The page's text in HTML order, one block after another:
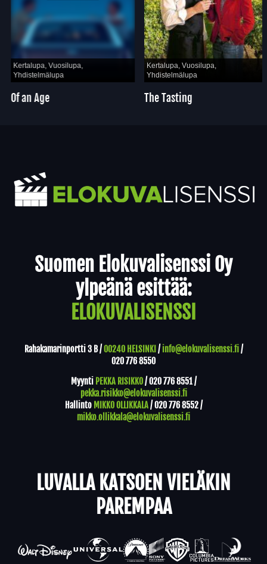
Kertalupa, Vuosilupa,
Yhdistelmälupa
Of an Age
Kertalupa, Vuosilupa,
Yhdistelmälupa
The Tasting
Suomen Elokuvalisenssi Oy
ylpeänä esittää:
ELOKUVALISENSSI
Rahakamarinportti 3 B /00240 HELSINKI / info@elokuvalisenssi.fi/
020 776 8550
Myynti PEKKA RISIKKO/020 776 8551/
pekka.risikko@elokuvalisenssi.fi
Hallinto MIKKO OLLIKKALA/020 776 8552/
mikko.ollikkala@elokuvalisenssi.fi
LUVALLA KATSOEN VIELÄKIN
PAREMPAA